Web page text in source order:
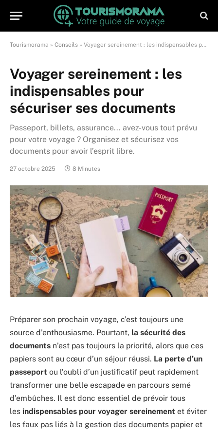
Tourismorama » Conseils » Voyager sereinement : les indispensables pour sécuriser ses documents
Voyager sereinement : les
indispensables pour
sécuriser ses documents
Passeport, billets, assurance... avez-vous tout prévu
pour votre voyage ? Organisez et sécurisez vos
documents pour avoir l’esprit libre.
27 octobre 2025 8 Minutes
Préparer son prochain voyage, c’est toujours une
source d’enthousiasme. Pourtant, la sécurité des
documents n’est pas toujours la priorité, alors que ces
papiers sont au cœur d’un séjour réussi. La perte d’un
passeport ou l’oubli d’un justificatif peut rapidement
transformer une belle escapade en parcours semé
d’embûches. Il est donc essentiel de prévoir tous
les indispensables pour voyager sereinement et éviter
les faux pas liés à la gestion des documents papier et